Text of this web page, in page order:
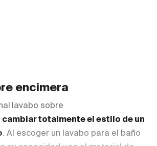
encimera
lavabo sobre
cambiar totalmente el estilo de un
. Al escoger un lavabo para el baño